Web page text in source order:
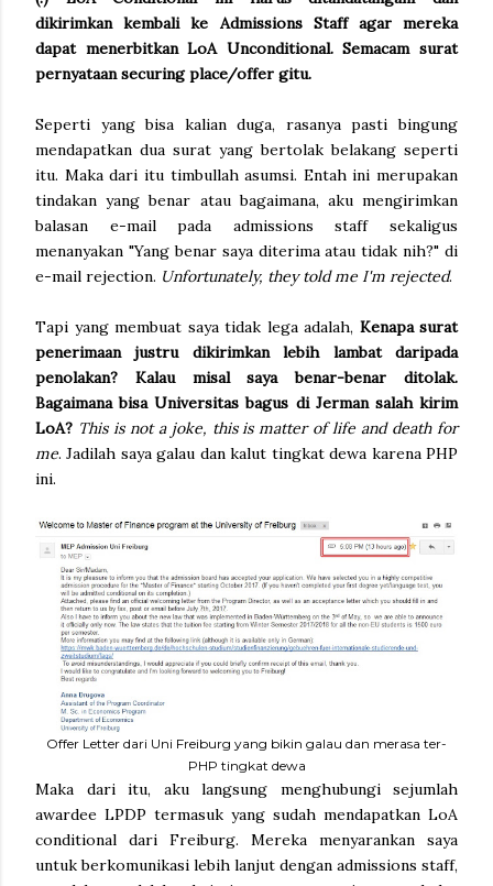
dikirimkan kembali ke Admissions Staff agar mereka
dapat menerbitkan LoA Unconditional. Semacam surat
pernyataan securing place/offer gitu.
Seperti yang bisa kalian duga, rasanya pasti bingung
mendapatkan dua surat yang bertolak belakang seperti
itu. Maka dari itu timbullah asumsi. Entah ini merupakan
tindakan yang benar atau bagaimana, aku mengirimkan
balasan e-mail pada admissions staff sekaligus
menanyakan "Yang benar saya diterima atau tidak nih?" di
e-mail rejection. Unfortunately, they told me I'm rejected.
Tapi yang membuat saya tidak lega adalah, Kenapa surat
penerimaan justru dikirimkan lebih lambat daripada
penolakan? Kalau misal saya benar-benar ditolak.
Bagaimana bisa Universitas bagus di Jerman salah kirim
LoA? This is not a joke, this is matter of life and death for
me. Jadilah saya galau dan kalut tingkat dewa karena PHP
ini.
Offer Letter dari Uni Freiburg yang bikin galau dan merasa ter-
PHP tingkat dewa
Maka dari itu, aku langsung menghubungi sejumlah
awardee LPDP termasuk yang sudah mendapatkan LoA
conditional dari Freiburg. Mereka menyarankan saya
untuk berkomunikasi lebih lanjut dengan admissions staff,